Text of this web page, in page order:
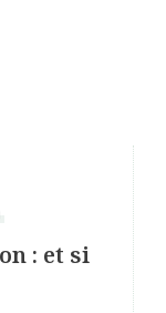
: et si